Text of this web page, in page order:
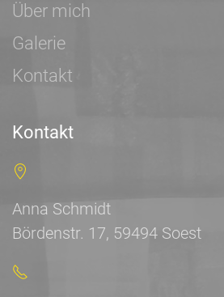
Über mich
Galerie
Kontakt
Kontakt
Anna Schmidt
Bördenstr. 17, 59494 Soest